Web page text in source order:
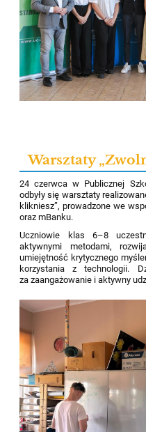
Warsztaty
24 czerwca w Publicznej
odbyły się warsztaty
klikniesz”, prowadzone we
oraz mBanku.
Uczniowie klas 6–8
aktywnymi metodami,
umiejętność krytycznego
korzystania z technologii.
za zaangażowanie i aktywny